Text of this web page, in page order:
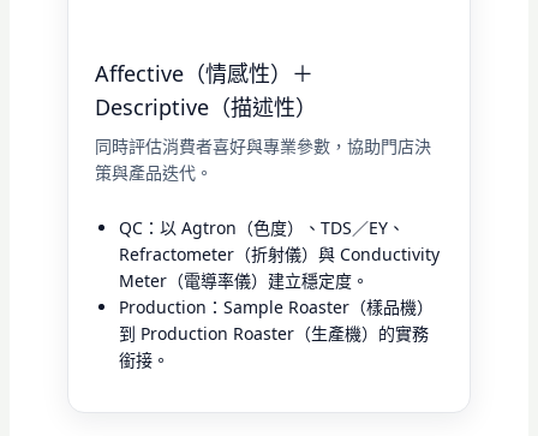
Affective（情感性）＋
Descriptive（描述性）
同時評估消費者喜好與專業參數，協助門店決
策與產品迭代。
QC：以 Agtron（色度）、TDS／EY、
Refractometer（折射儀）與 Conductivity
Meter（電導率儀）建立穩定度。
Production：Sample Roaster（樣品機）
到 Production Roaster（生產機）的實務
銜接。